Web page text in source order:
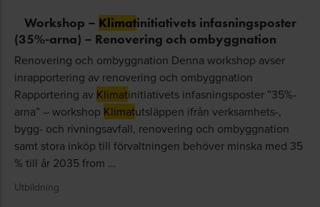
Workshop – Klimatinitiativets infasningsposter
(35%-arna) – Renovering och ombyggnation
Renovering och ombyggnation Denna workshop avser
inrapportering av renovering och ombyggnation
Rapportering av Klimatinitiativets infasningsposter ”35%-
arna” – workshop Klimatutsläppen ifrån verksamhets-,
bygg- och rivningsavfall, renovering och ombyggnation
samt stora inköp till förvaltningen behöver minska med 35
% till år 2035 from …
Utbildning